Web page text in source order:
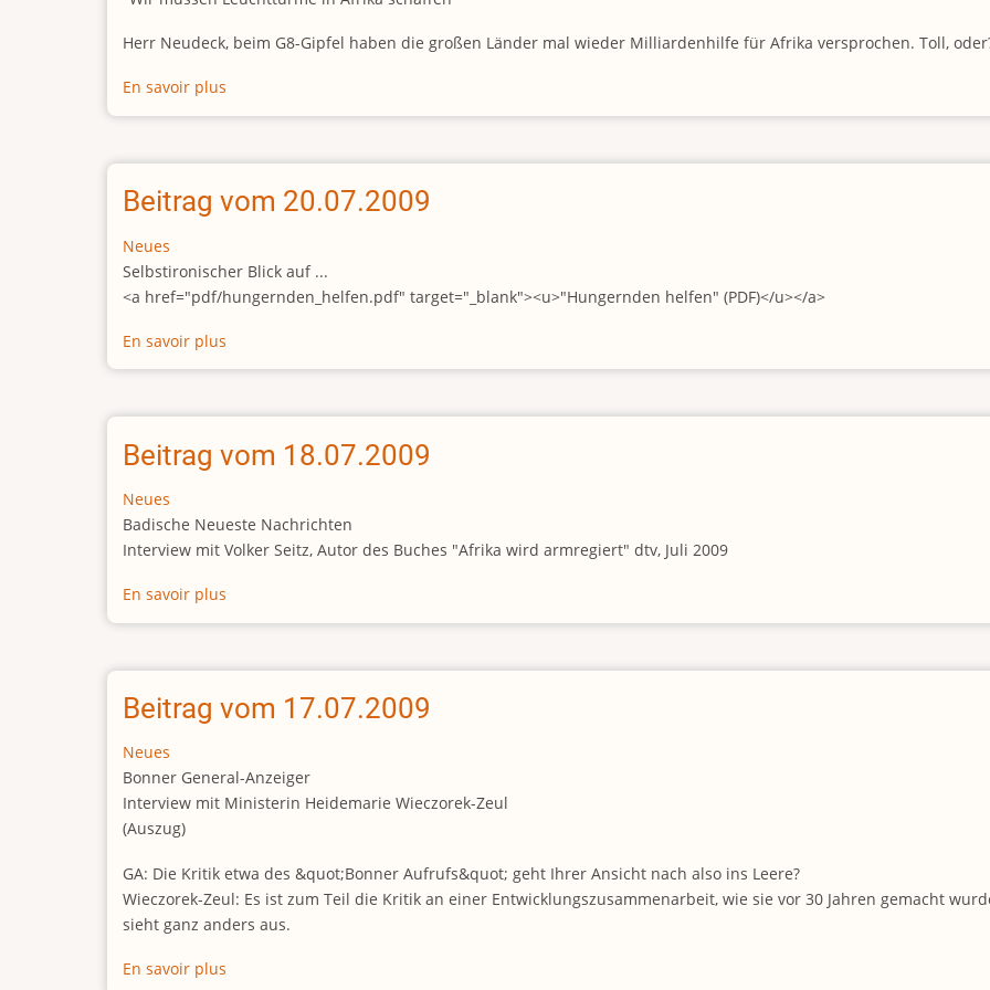
Herr Neudeck, beim G8-Gipfel haben die großen Länder mal wieder Milliardenhilfe für Afrika versprochen. Toll,
En savoir plus
Beitrag
22.07.2009
Beitrag vom 20.07.2009
Neues
Selbstironischer Blick auf ...
<a href="pdf/hungernden_helfen.pdf" target="_blank"><u>"Hungernden helfen" (PDF)</u></a>
En savoir plus
Beitrag
20.07.2009
Beitrag vom 18.07.2009
Neues
Badische Neueste Nachrichten
Interview mit Volker Seitz, Autor des Buches "Afrika wird armregiert" dtv, Juli 2009
En savoir plus
Beitrag
18.07.2009
Beitrag vom 17.07.2009
Neues
Bonner General-Anzeiger
Interview mit Ministerin Heidemarie Wieczorek-Zeul
(Auszug)
GA: Die Kritik etwa des &quot;Bonner Aufrufs&quot; geht Ihrer Ansicht nach also ins Leere?
Wieczorek-Zeul: Es ist zum Teil die Kritik an einer Entwicklungszusammenarbeit, wie sie vor 30 Jahren gemacht
sieht ganz anders aus.
En savoir plus